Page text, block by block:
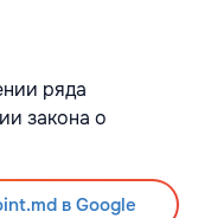
ряда
закона о
в Google